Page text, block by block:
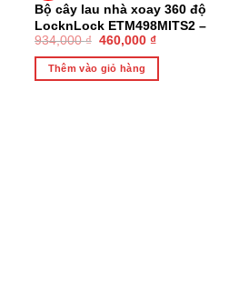
Bộ cây lau nhà xoay 360 độ
LocknLock ETM498MITS2 –
Hàng chính hàng, có thùng
vắt, có 3 bông lau
934,000₫ 460,000 ₫
Thêm vào giỏ hàng